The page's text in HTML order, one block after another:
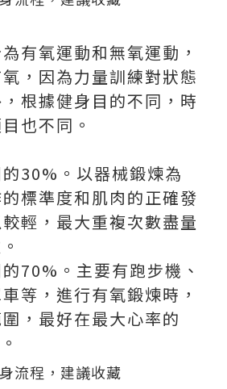
有氧運動和無氧運動，
，因為力量訓練對狀態
根據健身目的不同，時
也不同。
30%。以器械鍛煉為
標準度和肌肉的正確發
輕，最大重複次數盡量
70%。主要有跑步機、
等，進行有氧鍛煉時，
，最好在最大心率的